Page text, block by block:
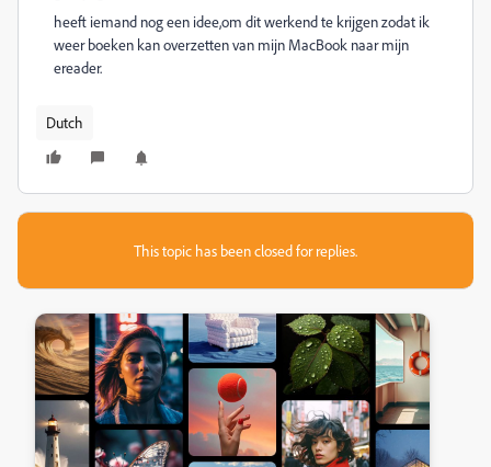
heeft iemand nog een idee,om dit werkend te krijgen zodat ik
weer boeken kan overzetten van mijn MacBook naar mijn
ereader.
Dutch
This topic has been closed for replies.